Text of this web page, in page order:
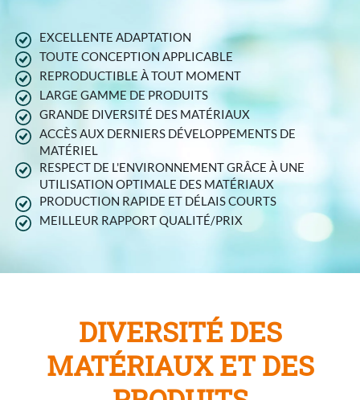
EXCELLENTE ADAPTATION
TOUTE CONCEPTION APPLICABLE
REPRODUCTIBLE À TOUT MOMENT
LARGE GAMME DE PRODUITS
GRANDE DIVERSITÉ DES MATÉRIAUX
ACCÈS AUX DERNIERS DÉVELOPPEMENTS DE
MATÉRIEL
RESPECT DE L'ENVIRONNEMENT GRÂCE À UNE
UTILISATION OPTIMALE DES MATÉRIAUX
PRODUCTION RAPIDE ET DÉLAIS COURTS
MEILLEUR RAPPORT QUALITÉ/PRIX
DIVERSITÉ DES
MATÉRIAUX ET DES